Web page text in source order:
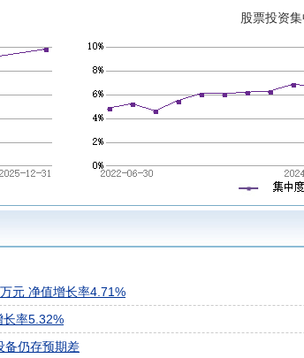
股票投资
元 净值增长率4.71%
长率5.32%
备仍存预期差